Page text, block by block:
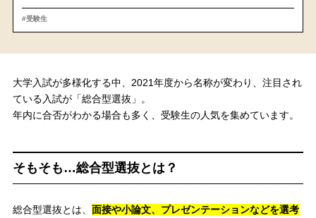
#受験生
大学入試が多様化する中、2021年度から名称が変わり、注目され
ている入試が「総合型選抜」。
年内に合否がわかる場合も多く、受験生の人気を集めています。
そもそも…総合型選抜とは？
総合型選抜とは、 面接や小論文、プレゼンテーションなどを選考